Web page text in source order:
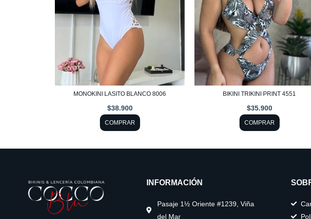
MONOKINI LASITO BLANCO 8006
$38.900
COMPRAR
opciones
se
pueden
la
página
de
producto
BIKINI TRIKINI PRINT 4551
$35.900
COMPRAR
opciones
se
pueden
elegir
en
la
página
de
producto
INFORMACIÓN
Pasaje 1½ Oriente #1239, Viña
del Mar